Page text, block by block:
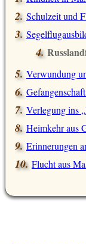
Schulzeit und
Verwundung
Verlegung ins
Heimkehr aus
Erinnerungen
Flucht aus